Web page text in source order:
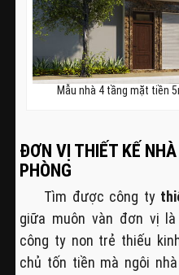
Mẫu nhà 4 tầng mặt tiền
ĐƠN VỊ THIẾT KẾ
PHÒNG
Tìm được công ty
giữa muôn vàn đơn vị
công ty non trẻ thiếu
chủ tốn tiền mà ngôi